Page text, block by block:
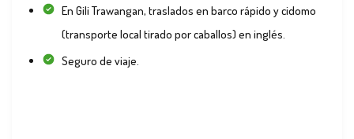
En Gili Trawangan, traslados en barco rápido y cidomo
(transporte local tirado por caballos) en inglés.
Seguro de viaje.